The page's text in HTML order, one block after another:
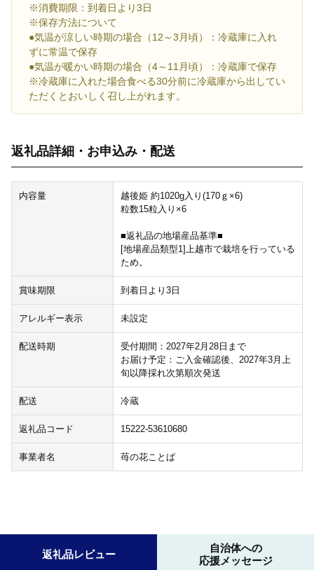
※消費期限：到着日より3日
※保存方法について
●気温が涼しい時期の場合（12～3月頃）：冷蔵庫に入れ
ずに常温で保存
●気温が暖かい時期の場合（4～11月頃）：冷蔵庫で保存
※冷蔵庫に入れた場合食べる30分前に冷蔵庫から出してい
ただくとおいしく召し上がれます。
返礼品詳細・お申込み・配送
内容量
越後姫 約1020g入り(170ｇ×6)
粒数15粒入り×6
■返礼品の地場産品基準■
[地場産品類型1]上越市で栽培を行っている
ため。
賞味期限 到着日より3日
アレルギー表示 未設定
配送時期
受付期間：2027年2月28日まで
お届け予定：ご入金確認後、2027年3月上
旬以降採れ次第順次発送
配送 冷蔵
返礼品コード 15222-53610680
事業者名 苺の花ことば
返礼品レビュー
自治体への
応援メッセージ